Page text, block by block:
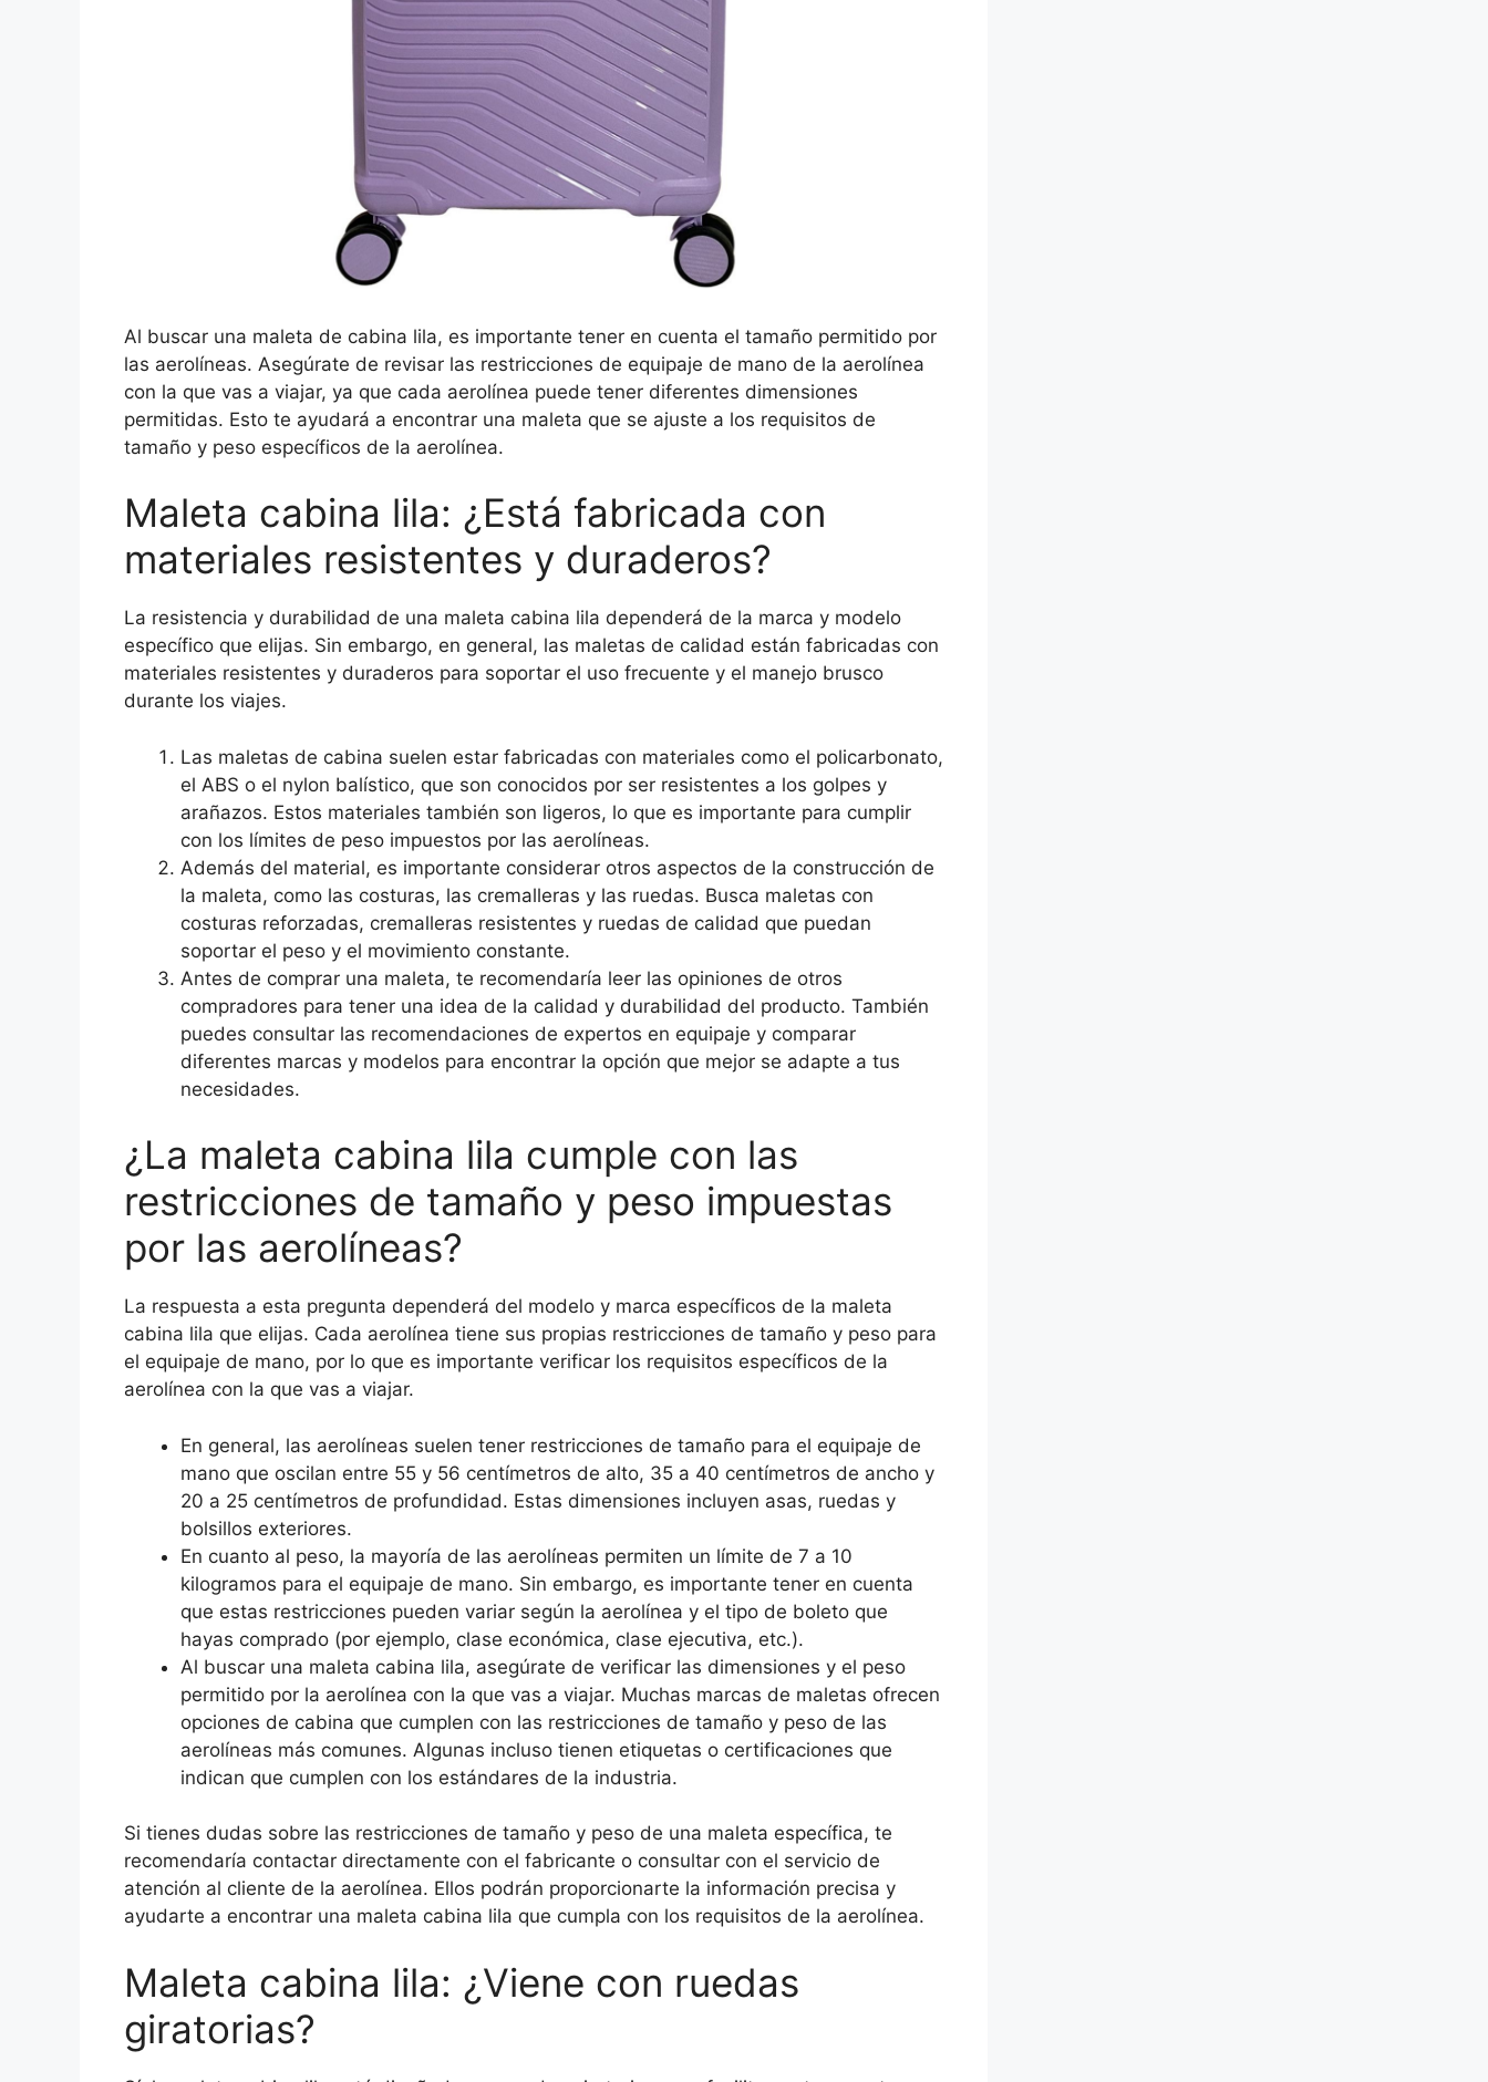
Al buscar una maleta de cabina lila, es importante tener en cuenta el tamaño permitido por
las aerolíneas. Asegúrate de revisar las restricciones de equipaje de mano de la aerolínea
con la que vas a viajar, ya que cada aerolínea puede tener diferentes dimensiones
permitidas. Esto te ayudará a encontrar una maleta que se ajuste a los requisitos de
tamaño y peso específicos de la aerolínea.
Maleta cabina lila: ¿Está fabricada con
materiales resistentes y duraderos?
La resistencia y durabilidad de una maleta cabina lila dependerá de la marca y modelo
específico que elijas. Sin embargo, en general, las maletas de calidad están fabricadas con
materiales resistentes y duraderos para soportar el uso frecuente y el manejo brusco
durante los viajes.
Las maletas de cabina suelen estar fabricadas con materiales como el policarbonato,
el ABS o el nylon balístico, que son conocidos por ser resistentes a los golpes y
arañazos. Estos materiales también son ligeros, lo que es importante para cumplir
con los límites de peso impuestos por las aerolíneas.
Además del material, es importante considerar otros aspectos de la construcción de
la maleta, como las costuras, las cremalleras y las ruedas. Busca maletas con
costuras reforzadas, cremalleras resistentes y ruedas de calidad que puedan
soportar el peso y el movimiento constante.
Antes de comprar una maleta, te recomendaría leer las opiniones de otros
compradores para tener una idea de la calidad y durabilidad del producto. También
puedes consultar las recomendaciones de expertos en equipaje y comparar
diferentes marcas y modelos para encontrar la opción que mejor se adapte a tus
necesidades.
¿La maleta cabina lila cumple con las
restricciones de tamaño y peso impuestas
por las aerolíneas?
La respuesta a esta pregunta dependerá del modelo y marca específicos de la maleta
cabina lila que elijas. Cada aerolínea tiene sus propias restricciones de tamaño y peso para
el equipaje de mano, por lo que es importante verificar los requisitos específicos de la
aerolínea con la que vas a viajar.
En general, las aerolíneas suelen tener restricciones de tamaño para el equipaje de
mano que oscilan entre 55 y 56 centímetros de alto, 35 a 40 centímetros de ancho y
20 a 25 centímetros de profundidad. Estas dimensiones incluyen asas, ruedas y
bolsillos exteriores.
En cuanto al peso, la mayoría de las aerolíneas permiten un límite de 7 a 10
kilogramos para el equipaje de mano. Sin embargo, es importante tener en cuenta
que estas restricciones pueden variar según la aerolínea y el tipo de boleto que
hayas comprado (por ejemplo, clase económica, clase ejecutiva, etc.).
Al buscar una maleta cabina lila, asegúrate de verificar las dimensiones y el peso
permitido por la aerolínea con la que vas a viajar. Muchas marcas de maletas ofrecen
opciones de cabina que cumplen con las restricciones de tamaño y peso de las
aerolíneas más comunes. Algunas incluso tienen etiquetas o certificaciones que
indican que cumplen con los estándares de la industria.
Si tienes dudas sobre las restricciones de tamaño y peso de una maleta específica, te
recomendaría contactar directamente con el fabricante o consultar con el servicio de
atención al cliente de la aerolínea. Ellos podrán proporcionarte la información precisa y
ayudarte a encontrar una maleta cabina lila que cumpla con los requisitos de la aerolínea.
Maleta cabina lila: ¿Viene con ruedas
giratorias?